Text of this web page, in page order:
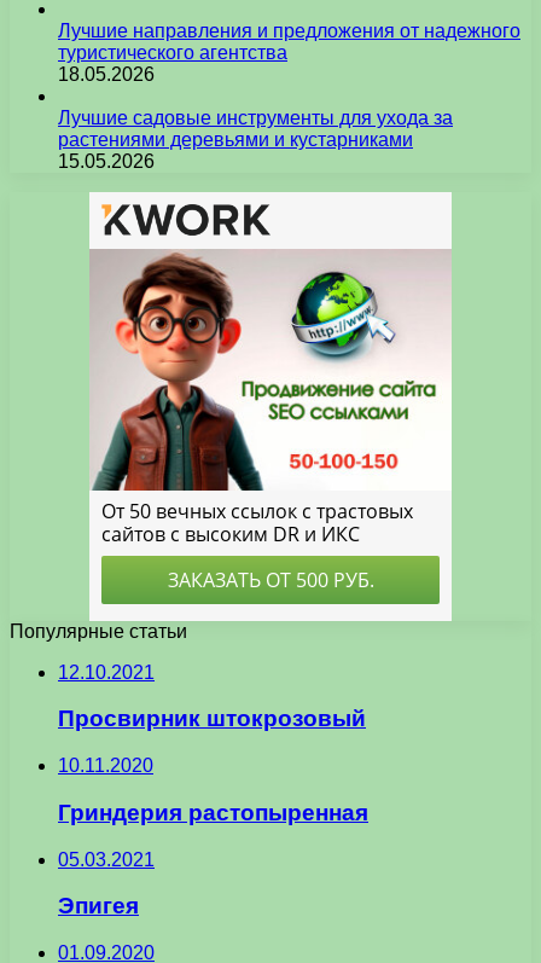
Лучшие направления и предложения от надежного
туристического агентства
18.05.2026
Лучшие садовые инструменты для ухода за
растениями деревьями и кустарниками
15.05.2026
Популярные статьи
12.10.2021
Просвирник штокрозовый
10.11.2020
Гриндерия растопыренная
05.03.2021
Эпигея
01.09.2020